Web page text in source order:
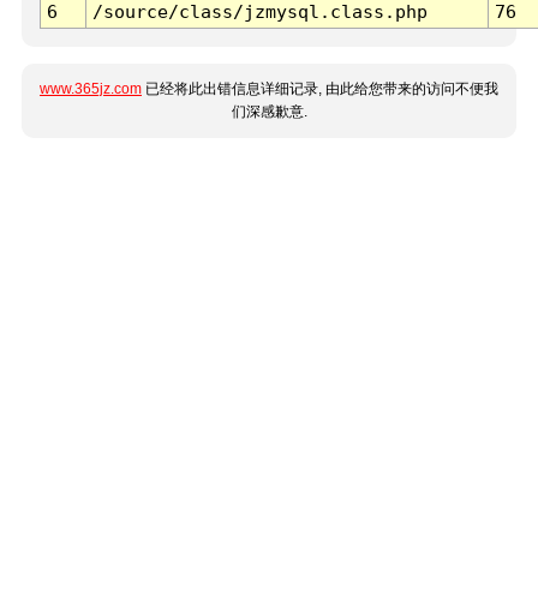
6
/source/class/jzmysql.class.php 76
www.365jz.com 已经将此出错信息详细记录, 由此给您带来的访问不便我
们深感歉意.